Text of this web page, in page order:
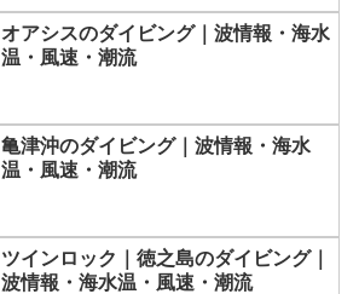
オアシスのダイビング｜波情報・海水
温・風速・潮流
亀津沖のダイビング｜波情報・海水
温・風速・潮流
ツインロック｜徳之島のダイビング｜
波情報・海水温・風速・潮流